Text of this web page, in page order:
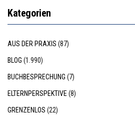
Kategorien
AUS DER PRAXIS (87)
BLOG (1.990)
BUCHBESPRECHUNG (7)
ELTERNPERSPEKTIVE (8)
GRENZENLOS (22)